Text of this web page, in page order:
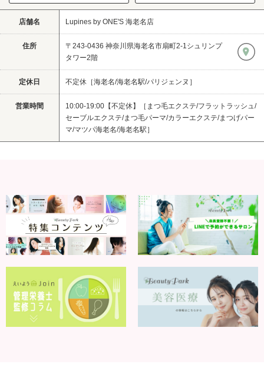
店舗名 Lupines by ONE'S 海老名店
住所
〒243-0436 神奈川県海老名市扇町2-1シュリンプ
タワー2階
定休日 不定休［海老名/海老名駅/パリジェンヌ］
営業時間
10:00-19:00【不定休】［まつ毛エクステ/フラットラッシュ/
セーブルエクステ/まつ毛パーマ/カラーエクステ/まつげパー
マ/マツパ海老名/海老名駅］